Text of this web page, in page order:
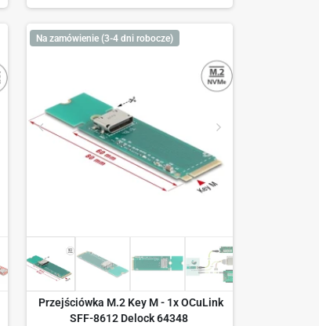
Na zamówienie (3-4 dni robocze)
Przejściówka M.2 Key M - 1x OCuLink
SFF-8612 Delock 64348